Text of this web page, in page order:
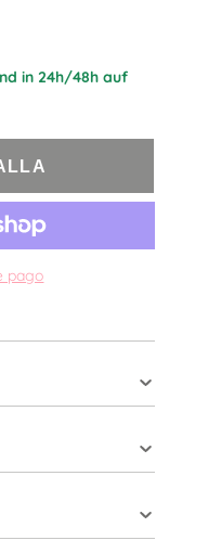
in 24h/48h auf
pago